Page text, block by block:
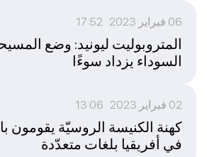
06 فبراير 2023 17:52
المتروبوليت ليونيد: وضع
السوداء يزداد سوءًا
02 فبراير 2023 13:06
كهنة الكنيسة الروسيّة يقومون
في أفريقيا بلغات متعدّدة